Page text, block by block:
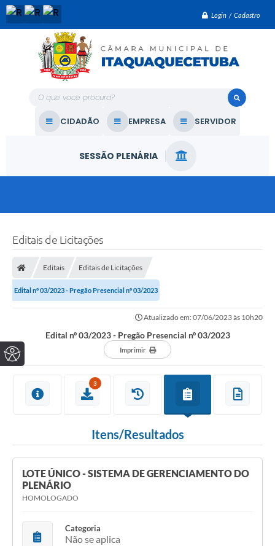
Login / Cadastro
O que voce procura?
CIDADÃO EMPRESA SERVIDOR
SESSÃO PLENÁRIA
Editais de Licitações
Editais Editais de Licitações
Edital nº 03/2023 - Pregão Presencial nº 03/2023
Atualizado em: 07/06/2023 às 10h20
Edital nº 03/2023 - Pregão Presencial nº 03/2023
Imprimir
3
Itens/Resultados
LOTE ÚNICO - SISTEMA DE GERENCIAMENTO DO
PLENÁRIO
HOMOLOGADO
Categoria
Não se aplica